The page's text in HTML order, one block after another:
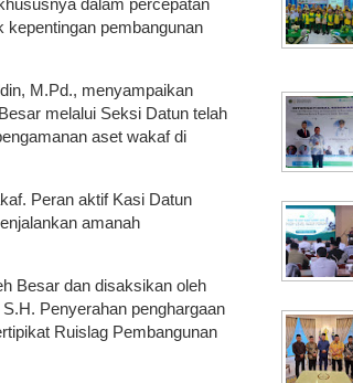
pembangunan
M.Pd., menyampaikan
melalui Seksi Datun telah
aset wakaf di
Peran aktif Kasi Datun
amanah
Besar dan disaksikan oleh
Penyerahan penghargaan
Ruislag Pembangunan